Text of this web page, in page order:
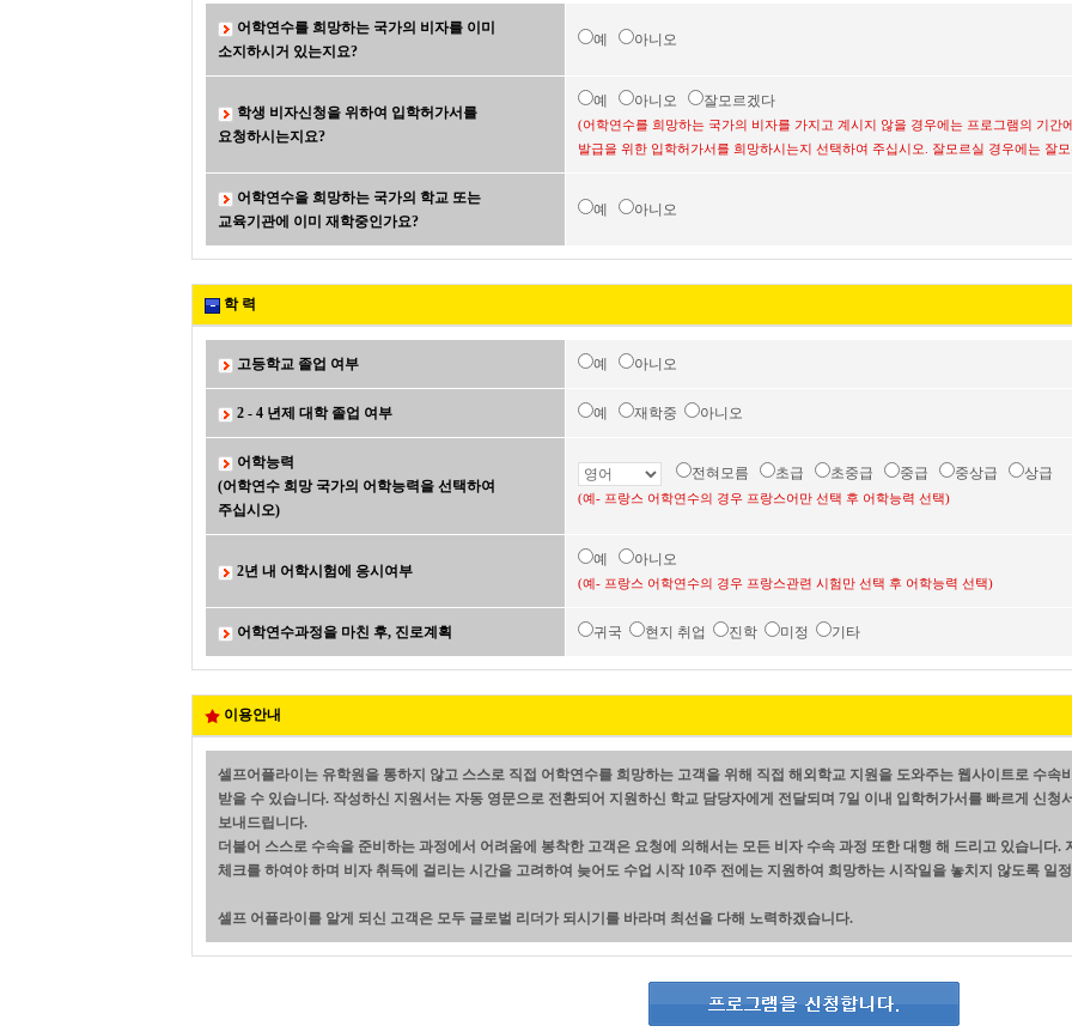
어학연수를 희망하는 국가의 비자를 이미
소지하시거 있는지요?
예 아니오
학생 비자신청을 위하여 입학허가서를
요청하시는지요?
예 아니오 잘모르겠다
(어학연수를 희망하는 국가의 비자를 가지고 계시지 않을 경우에는 프로그램의 기간
발급을 위한 입학허가서를 희망하시는지 선택하여 주십시오. 잘모르실 경우에는 잘
어학연수을 희망하는 국가의 학교 또는
교육기관에 이미 재학중인가요?
예 아니오
학 력
고등학교 졸업 여부 예 아니오
2 - 4 년제 대학 졸업 여부 예 재학중 아니오
어학능력
(어학연수 희망 국가의 어학능력을 선택하여
주십시오)
전혀모름 초급 초중급 중급 중상급 상급
(예- 프랑스 어학연수의 경우 프랑스어만 선택 후 어학능력 선택)
2년 내 어학시험에 응시여부
예 아니오
(예- 프랑스 어학연수의 경우 프랑스관련 시험만 선택 후 어학능력 선택)
어학연수과정을 마친 후, 진로계획 귀국 현지 취업 진학 미정 기타
이용안내
셀프어플라이는 유학원을 통하지 않고 스스로 직접 어학연수를 희망하는 고객을 위해 직접 해외학교 지원을 도와주는 웹사이트로 수속
받을 수 있습니다. 작성하신 지원서는 자동 영문으로 전환되어 지원하신 학교 담당자에게 전달되며 7일 이내 입학허가서를 빠르게 신청
보내드립니다.
더불어 스스로 수속을 준비하는 과정에서 어려움에 봉착한 고객은 요청에 의해서는 모든 비자 수속 과정 또한 대행 해 드리고 있습니다.
체크를 하여야 하며 비자 취득에 걸리는 시간을 고려하여 늦어도 수업 시작 10주 전에는 지원하여 희망하는 시작일을 놓치지 않도록 일
셀프 어플라이를 알게 되신 고객은 모두 글로벌 리더가 되시기를 바라며 최선을 다해 노력하겠습니다.